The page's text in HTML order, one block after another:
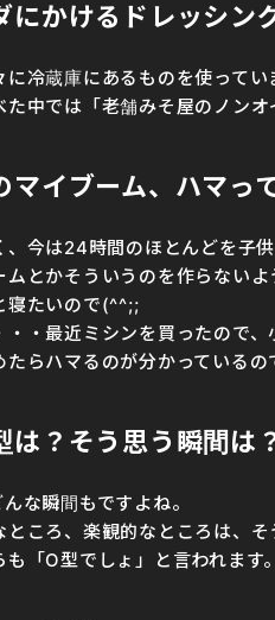
にかけるドレッシン
に冷蔵庫にあるものを使って
た中では「老舗みそ屋のノン
マイブーム、ハマっ
、今は24時間のほとんどを子
ムとかそういうのを作らないよ
寝たいので(^^;;
・・最近ミシンを買ったので、
たらハマるのが分かっている
は？そう思う瞬間は
な瞬間もですよね。
ところ、楽観的なところは、そ
も「O型でしょ」と言われます。